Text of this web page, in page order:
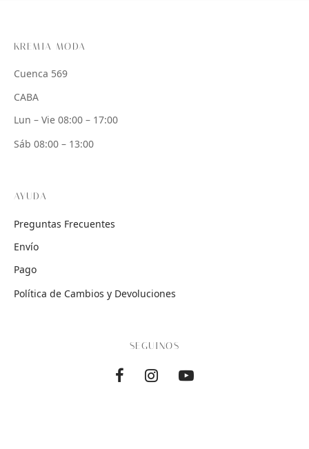
KREMIA MODA
Cuenca 569
CABA
Lun – Vie 08:00 – 17:00
Sáb 08:00 – 13:00
AYUDA
Preguntas Frecuentes
Envío
Pago
Política de Cambios y Devoluciones
SEGUINOS